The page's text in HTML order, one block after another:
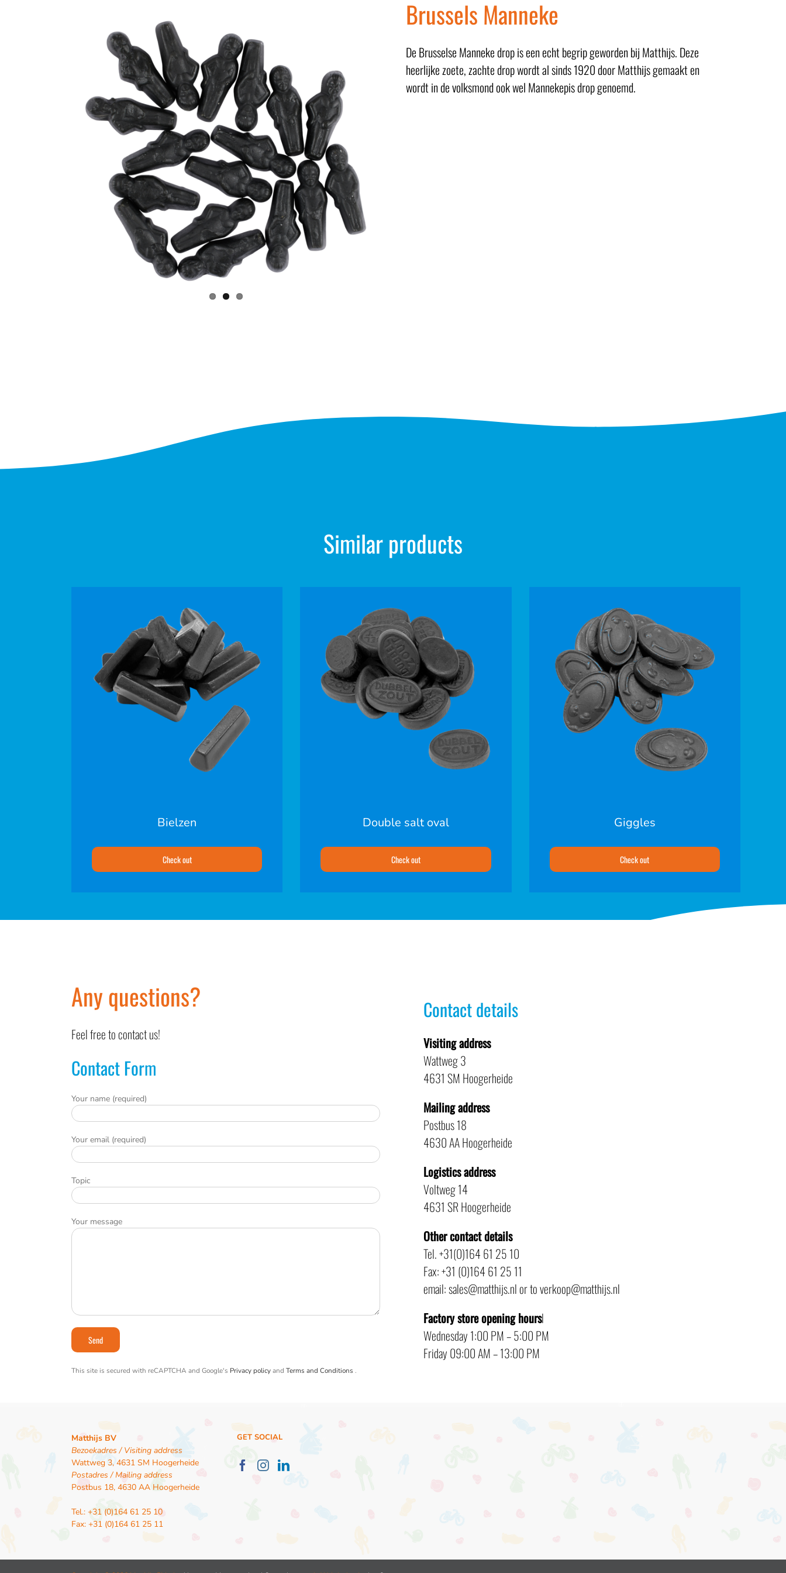
Brussels Manneke
De Brusselse Manneke drop is een echt begrip geworden bij Matthijs. Deze
heerlijke zoete, zachte drop wordt al sinds 1920 door Matthijs gemaakt en
wordt in de volksmond ook wel Mannekepis drop genoemd.
Similar products
Bielzen
Check out
Double salt oval
Check out
Giggles
Check out
Any questions?
Feel free to contact us!
Contact Form
Your name (required)
Your email (required)
Topic
Your message
This site is secured with reCAPTCHA and Google's Privacy policyand Terms and Conditions .
Contact details
Visiting address
Wattweg 3
4631 SM Hoogerheide
Mailing address
Postbus 18
4630 AA Hoogerheide
Logistics address
Voltweg 14
4631 SR Hoogerheide
Other contact details
Tel. +31(0)164 61 25 10
Fax: +31 (0)164 61 25 11
email: sales@matthijs.nl or to verkoop@matthijs.nl
Factory store opening hoursl
Wednesday 1:00 PM – 5:00 PM
Friday 09:00 AM – 13:00 PM
Matthijs BV
Bezoekadres / Visiting address
Wattweg 3, 4631 SM Hoogerheide
Postadres / Mailing address
Postbus 18, 4630 AA Hoogerheide
Tel.: +31 (0)164 61 25 10
Fax: +31 (0)164 61 25 11
GET SOCIAL